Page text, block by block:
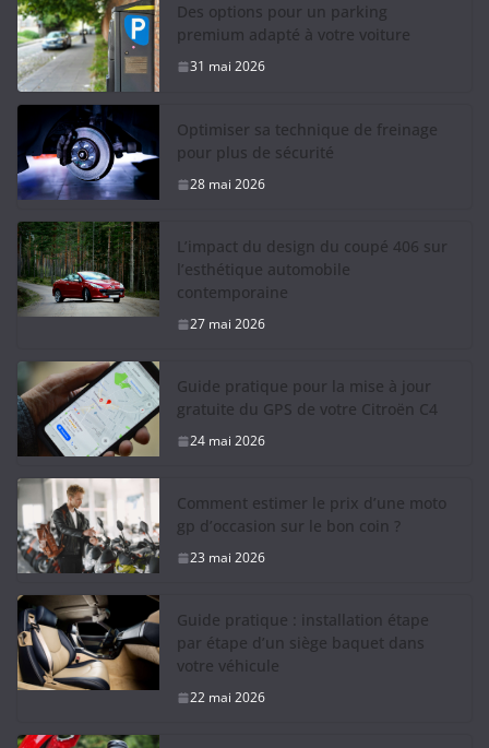
Des options pour un parking
premium adapté à votre voiture
31 mai 2026
Optimiser sa technique de freinage
pour plus de sécurité
28 mai 2026
L’impact du design du coupé 406 sur
l’esthétique automobile
contemporaine
27 mai 2026
Guide pratique pour la mise à jour
gratuite du GPS de votre Citroën C4
24 mai 2026
Comment estimer le prix d’une moto
gp d’occasion sur le bon coin ?
23 mai 2026
Guide pratique : installation étape
par étape d’un siège baquet dans
votre véhicule
22 mai 2026